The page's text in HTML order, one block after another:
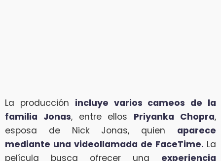
La producción incluye varios cameos de la
familia Jonas, entre ellos Priyanka Chopra,
esposa de Nick Jonas, quien aparece
mediante una videollamada de FaceTime. La
película busca ofrecer una experiencia